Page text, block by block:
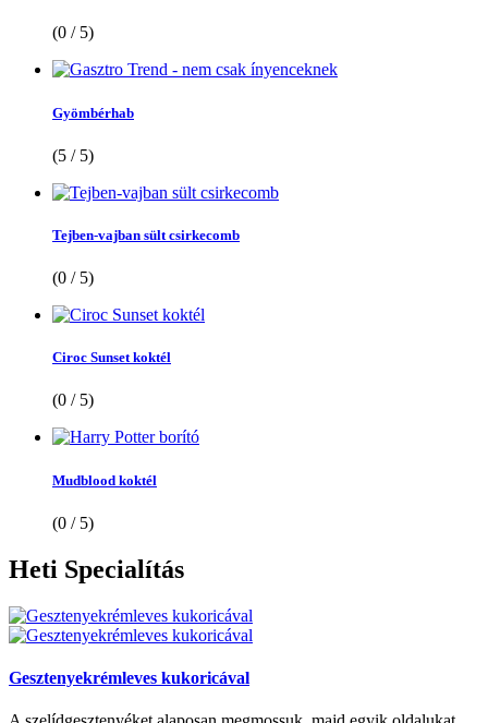
(0 / 5)
Gyömbérhab
(5 / 5)
Tejben-vajban sült csirkecomb
(0 / 5)
Ciroc Sunset koktél
(0 / 5)
Mudblood koktél
(0 / 5)
Heti Specialítás
Gesztenyekrémleves kukoricával